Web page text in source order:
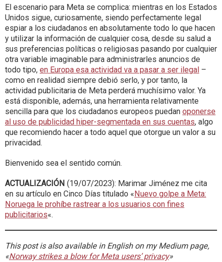
El escenario para Meta se complica: mientras en los Estados
Unidos sigue, curiosamente, siendo perfectamente legal
espiar a los ciudadanos en absolutamente todo lo que hacen
y utilizar la información de cualquier cosa, desde su salud a
sus preferencias políticas o religiosas pasando por cualquier
otra variable imaginable para administrarles anuncios de
todo tipo, en Europa esa actividad va a pasar a ser ilegal –
como en realidad siempre debió serlo, y por tanto, la
actividad publicitaria de Meta perderá muchísimo valor. Ya
está disponible, además, una herramienta relativamente
sencilla para que los ciudadanos europeos puedan oponerse
al uso de publicidad hiper-segmentada en sus cuentas, algo
que recomiendo hacer a todo aquel que otorgue un valor a su
privacidad.
Bienvenido sea el sentido común.
ACTUALIZACIÓN (19/07/2023): Marimar Jiménez me cita
en su artículo en Cinco Días titulado « Nuevo golpe a Meta:
Noruega le prohíbe rastrear a los usuarios con fines
publicitarios«.
This post is also available in English on my Medium page,
«Norway strikes a blow for Meta users’ privacy»